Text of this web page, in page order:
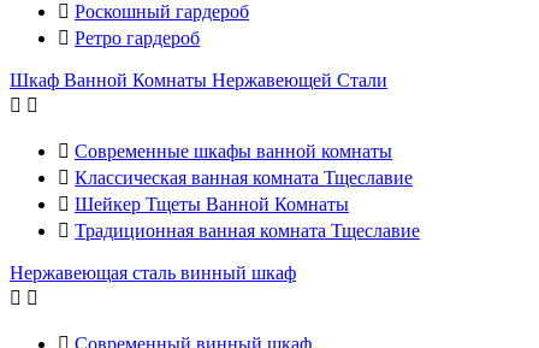
 Роскошный гардероб
 Ретро гардероб
Шкаф Ванной Комнаты Нержавеющей Стали
 
 Современные шкафы ванной комнаты
 Классическая ванная комната Тщеславие
 Шейкер Тщеты Ванной Комнаты
 Традиционная ванная комната Тщеславие
Нержавеющая сталь винный шкаф
 
 Современный винный шкаф